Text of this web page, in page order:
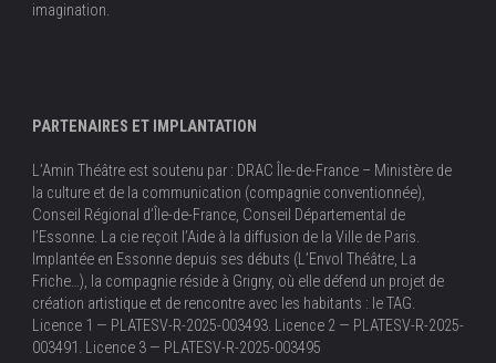
imagination.
PARTENAIRES ET IMPLANTATION
L’Amin Théâtre est soutenu par : DRAC Île-de-France – Ministère de
la culture et de la communication (compagnie conventionnée),
Conseil Régional d’Île-de-France, Conseil Départemental de
l’Essonne. La cie reçoit l’Aide à la diffusion de la Ville de Paris.
Implantée en Essonne depuis ses débuts (L’Envol Théâtre, La
Friche…), la compagnie réside à Grigny, où elle défend un projet de
création artistique et de rencontre avec les habitants : le TAG.
Licence 1 — PLATESV-R-2025-003493. Licence 2 — PLATESV-R-2025-
003491. Licence 3 — PLATESV-R-2025-003495